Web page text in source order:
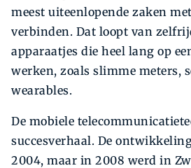
meest uiteenlopende zaken
verbinden. Dat loopt van
apparaatjes die heel lang op
werken, zoals slimme meters,
wearables.
De mobiele
succesverhaal. De
2004, maar in 2008 werd in